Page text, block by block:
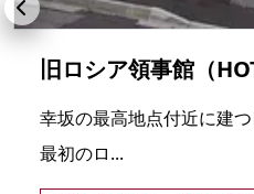
幸坂の最高地点付近に建
最初のロ...